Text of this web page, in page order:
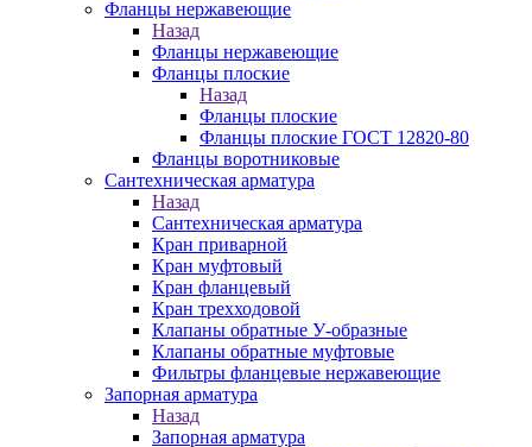
Фланцы нержавеющие
Назад
Фланцы нержавеющие
Фланцы плоские
Назад
Фланцы плоские
Фланцы плоские ГОСТ 12820-80
Фланцы воротниковые
Сантехническая арматура
Назад
Сантехническая арматура
Кран приварной
Кран муфтовый
Кран фланцевый
Кран трехходовой
Клапаны обратные У-образные
Клапаны обратные муфтовые
Фильтры фланцевые нержавеющие
Запорная арматура
Назад
Запорная арматура